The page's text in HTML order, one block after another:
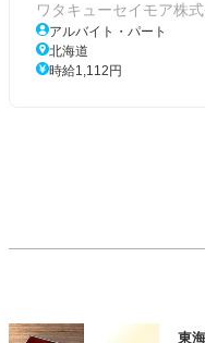
ワタキューセイモア株
アルバイト・パート
北海道
時給1,112円
東